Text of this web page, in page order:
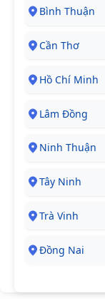
Bình Thuận
Cần Thơ
Hồ Chí Minh
Lâm Đồng
Ninh Thuận
Tây Ninh
Trà Vinh
Đồng Nai